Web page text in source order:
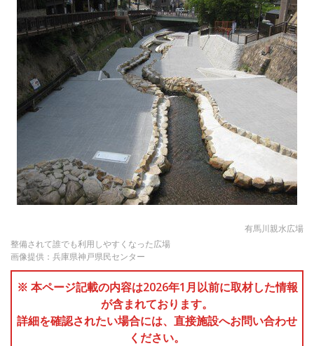
有馬川親水広場
整備されて誰でも利用しやすくなった広場
画像提供：兵庫県神戸県民センター
※ 本ページ記載の内容は2026年1月以前に取材した情報
が含まれております。
詳細を確認されたい場合には、直接施設へお問い合わせ
ください。